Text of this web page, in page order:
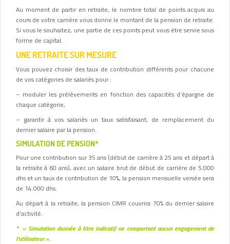
Au moment de partir en retraite, le nombre total de points acquis au
cours de votre carrière vous donne le montant de la pension de retraite.
Si vous le souhaitez, une partie de ces points peut vous être servie sous
forme de capital.
UNE RETRAITE SUR MESURE
Vous pouvez choisir des taux de contribution différents pour chacune
de vos catégories de salariés pour :
– moduler les prélèvements en fonction des capacités d’épargne de
chaque catégorie,
– garantir à vos salariés un taux satisfaisant, de remplacement du
dernier salaire par la pension.
SIMULATION DE PENSION*
Pour une contribution sur 35 ans (début de carrière à 25 ans et départ à
la retraite à 60 ans), avec un salaire brut de début de carrière de 5.000
dhs et un taux de contribution de 10%, la pension mensuelle versée sera
de 14.000 dhs.
Au départ à la retraite, la pension CIMR couvrira 70% du dernier salaire
d’activité.
* « Simulation donnée à titre indicatif ne comportant aucun engagement de
l’utilisateur ».